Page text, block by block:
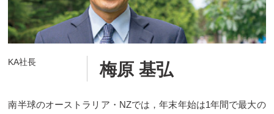
KA社長 梅原 基弘
南半球のオーストラリア・NZでは，年末年始は1年間で最大の